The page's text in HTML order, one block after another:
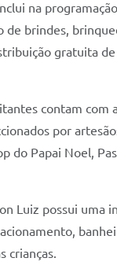
na
de brindes,
gratuita
contam com
por
do Papai Noel,
Luiz possui uma
crianças.